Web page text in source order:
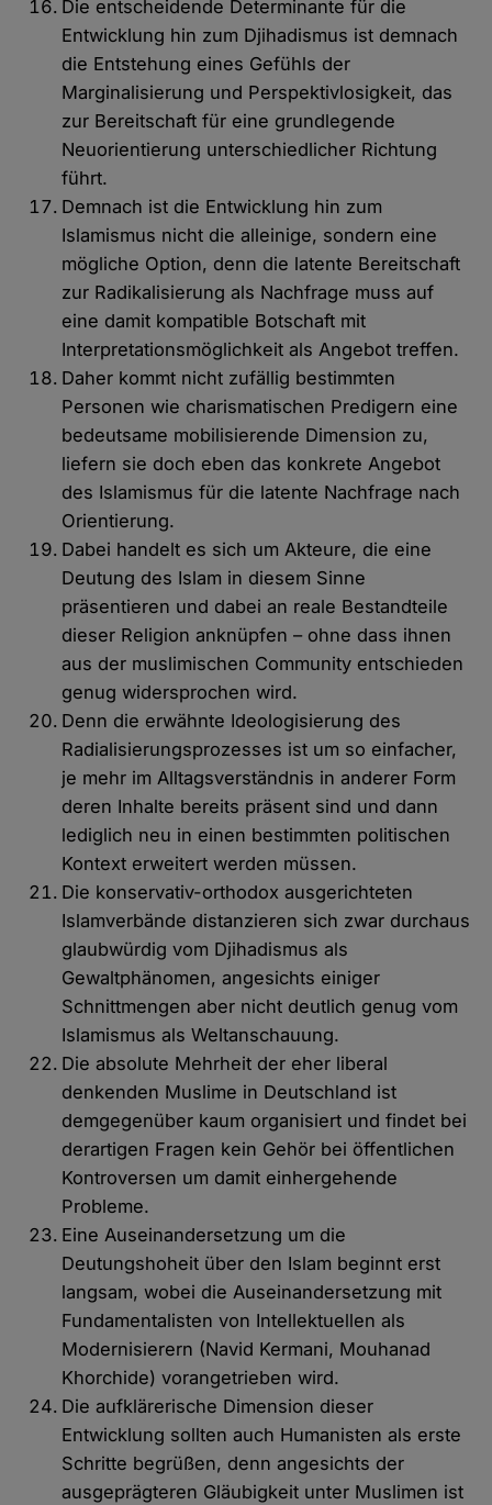
Die entscheidende Determinante für die
Entwicklung hin zum Djihadismus ist demnach
die Entstehung eines Gefühls der
Marginalisierung und Perspektivlosigkeit, das
zur Bereitschaft für eine grundlegende
Neuorientierung unterschiedlicher Richtung
führt.
Demnach ist die Entwicklung hin zum
Islamismus nicht die alleinige, sondern eine
mögliche Option, denn die latente Bereitschaft
zur Radikalisierung als Nachfrage muss auf
eine damit kompatible Botschaft mit
Interpretationsmöglichkeit als Angebot treffen.
Daher kommt nicht zufällig bestimmten
Personen wie charismatischen Predigern eine
bedeutsame mobilisierende Dimension zu,
liefern sie doch eben das konkrete Angebot
des Islamismus für die latente Nachfrage nach
Orientierung.
Dabei handelt es sich um Akteure, die eine
Deutung des Islam in diesem Sinne
präsentieren und dabei an reale Bestandteile
dieser Religion anknüpfen – ohne dass ihnen
aus der muslimischen Community entschieden
genug widersprochen wird.
Denn die erwähnte Ideologisierung des
Radialisierungsprozesses ist um so einfacher,
je mehr im Alltagsverständnis in anderer Form
deren Inhalte bereits präsent sind und dann
lediglich neu in einen bestimmten politischen
Kontext erweitert werden müssen.
Die konservativ-orthodox ausgerichteten
Islamverbände distanzieren sich zwar durchaus
glaubwürdig vom Djihadismus als
Gewaltphänomen, angesichts einiger
Schnittmengen aber nicht deutlich genug vom
Islamismus als Weltanschauung.
Die absolute Mehrheit der eher liberal
denkenden Muslime in Deutschland ist
demgegenüber kaum organisiert und findet bei
derartigen Fragen kein Gehör bei öffentlichen
Kontroversen um damit einhergehende
Probleme.
Eine Auseinandersetzung um die
Deutungshoheit über den Islam beginnt erst
langsam, wobei die Auseinandersetzung mit
Fundamentalisten von Intellektuellen als
Modernisierern (Navid Kermani, Mouhanad
Khorchide) vorangetrieben wird.
Die aufklärerische Dimension dieser
Entwicklung sollten auch Humanisten als erste
Schritte begrüßen, denn angesichts der
ausgeprägteren Gläubigkeit unter Muslimen ist